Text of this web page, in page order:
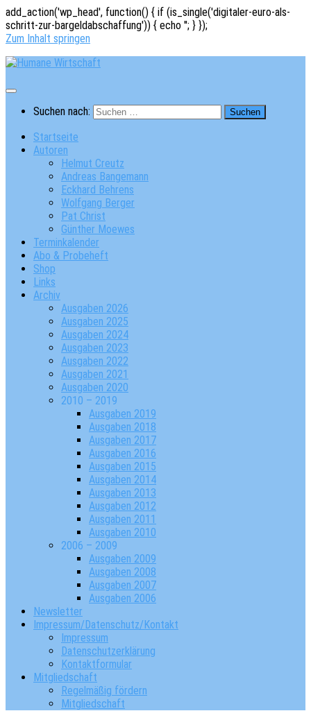
add_action('wp_head', function() { if (is_single('digitaler-euro-als-
schritt-zur-bargeldabschaffung')) { echo ''; } });
Zum Inhalt springen
Suchen nach:
Startseite
Autoren
Helmut Creutz
Andreas Bangemann
Eckhard Behrens
Wolfgang Berger
Pat Christ
Günther Moewes
Terminkalender
Abo & Probeheft
Shop
Links
Archiv
Ausgaben 2026
Ausgaben 2025
Ausgaben 2024
Ausgaben 2023
Ausgaben 2022
Ausgaben 2021
Ausgaben 2020
2010 – 2019
Ausgaben 2019
Ausgaben 2018
Ausgaben 2017
Ausgaben 2016
Ausgaben 2015
Ausgaben 2014
Ausgaben 2013
Ausgaben 2012
Ausgaben 2011
Ausgaben 2010
2006 – 2009
Ausgaben 2009
Ausgaben 2008
Ausgaben 2007
Ausgaben 2006
Newsletter
Impressum/Datenschutz/Kontakt
Impressum
Datenschutzerklärung
Kontaktformular
Mitgliedschaft
Regelmäßig fördern
Mitgliedschaft